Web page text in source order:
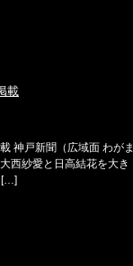
載
神戸新聞（広域面 わがま
西紗愛と日高結花を大き
[…]